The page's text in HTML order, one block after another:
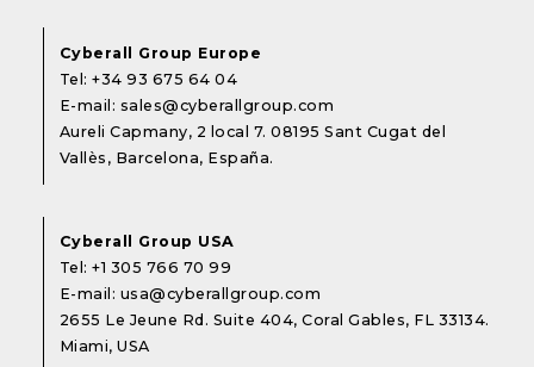
Cyberall Group Europe
Tel:+34 93 675 64 04
E-mail: sales@cyberallgroup.com
Aureli Capmany, 2 local 7. 08195 Sant Cugat del
Vallès, Barcelona, España.
Cyberall Group USA
Tel:+1 305 766 70 99
E-mail: usa@cyberallgroup.com
2655 Le Jeune Rd. Suite 404, Coral Gables, FL 33134.
Miami, USA